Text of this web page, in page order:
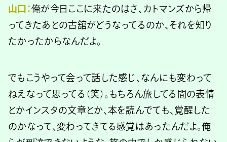
山口：俺が今日ここに来たのはさ、カトマンズから帰
ってきたあとの古舘がどうなってるのか、それを知り
たかったからなんだよ。
でもこうやって会って話した感じ、なんにも変わって
ねえなって思ってる（笑）。もちろん旅してる間の表情
とかインスタの文章とか、本を読んでても、覚醒した
のかなって、変わってきてる感覚はあったんだよ。俺